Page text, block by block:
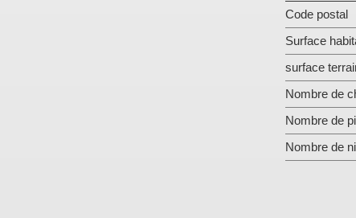
Code postal
Surface
surface
Nombre de
Nombre de
Nombre de